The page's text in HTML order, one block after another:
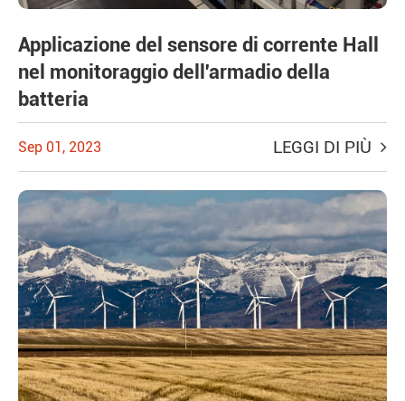
Applicazione del sensore di corrente Hall
nel monitoraggio dell'armadio della
batteria
Sep 01, 2023 LEGGI DI PIÙ